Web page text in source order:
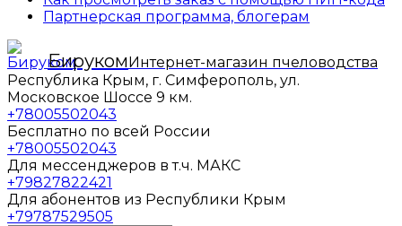
Партнерская программа, блогерам
БирукомИнтернет-магазин пчеловодства
Республика Крым, г. Симферополь, ул.
Московское Шоссе 9 км.
+78005502043
Бесплатно по всей России
+78005502043
Для мессенджеров в т.ч. МАКС
+79827822421
Для абонентов из Республики Крым
+79787529505